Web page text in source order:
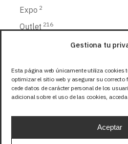
Gestiona tu
Esta página web únicamente utiliza cookies
optimizar el sitio web y asegurar su correcto
cede datos de carácter personal de los
adicional sobre el uso de las cookies,
Aceptar
Expo 2
Outlet 216
Productos
TIRA 24V
17,64EUR